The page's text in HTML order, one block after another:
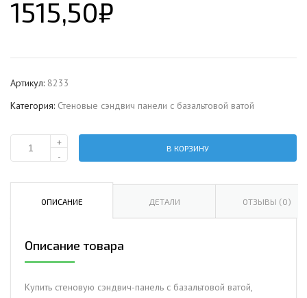
1515,50₽
Артикул: 8233
Категория: Стеновые сэндвич панели с базальтовой ватой
Количество
сэндвич-
ватой,
ширина
+
-
В КОРЗИНУ
ОПИСАНИЕ ДЕТАЛИ ОТЗЫВЫ (0)
Описание товара
Купить стеновую сэндвич-панель с базальтовой ватой,